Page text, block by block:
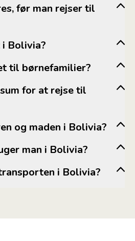
før man rejser til
Bolivia?
til børnefamilier?
for at rejse til
og maden i Bolivia?
man i Bolivia?
i Bolivia?